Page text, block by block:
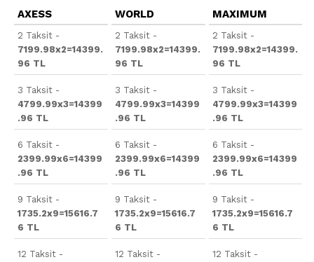
AXESS
2 Taksit -
7199.98x2=14399.
96 TL
3 Taksit -
4799.99x3=14399
.96 TL
6 Taksit -
2399.99x6=14399
.96 TL
9 Taksit -
1735.2x9=15616.7
6 TL
12 Taksit -
WORLD
2 Taksit -
7199.98x2=14399.
96 TL
3 Taksit -
4799.99x3=14399
.96 TL
6 Taksit -
2399.99x6=14399
.96 TL
9 Taksit -
1735.2x9=15616.7
6 TL
12 Taksit -
MAXIMUM
2 Taksit -
7199.98x2=14399.
96 TL
3 Taksit -
4799.99x3=14399
.96 TL
6 Taksit -
2399.99x6=14399
.96 TL
9 Taksit -
1735.2x9=15616.7
6 TL
12 Taksit -